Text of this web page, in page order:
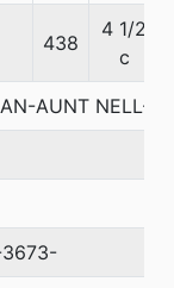
438
4 1/2
c
AUNT NELL-